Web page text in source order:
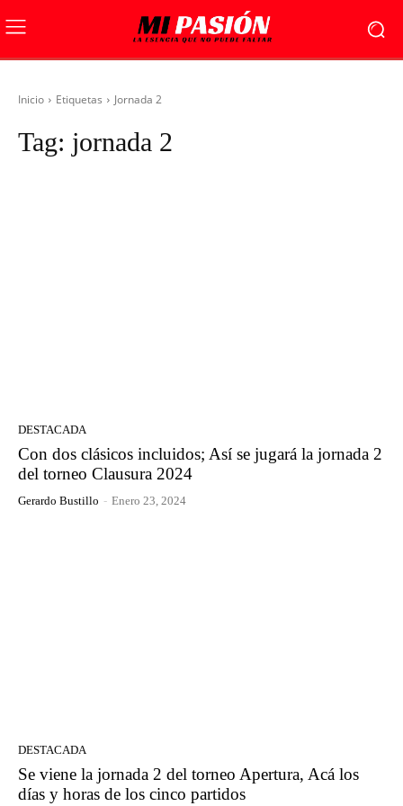
Inicio Etiquetas Jornada 2
Tag: jornada 2
DESTACADA
Con dos clásicos incluidos; Así se jugará la jornada 2
del torneo Clausura 2024
Gerardo Bustillo - Enero 23, 2024
DESTACADA
Se viene la jornada 2 del torneo Apertura, Acá los
días y horas de los cinco partidos